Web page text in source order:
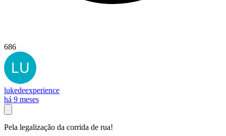
686
lukedeexperience
há 9 meses
Pela legalização da corrida de rua!